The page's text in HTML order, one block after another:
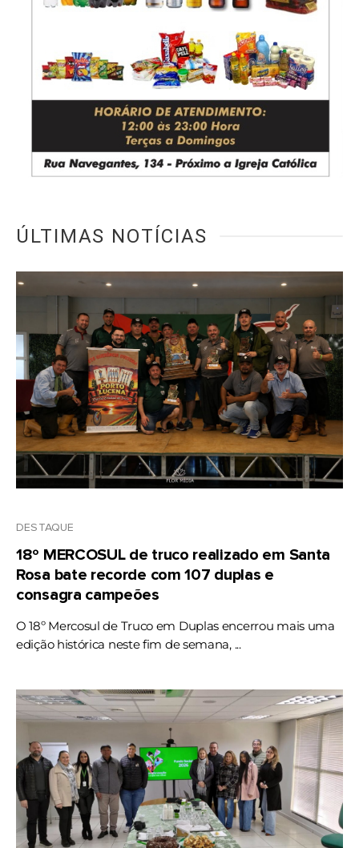
ÚLTIMAS NOTÍCIAS
DESTAQUE
18º MERCOSUL de truco realizado em Santa
Rosa bate recorde com 107 duplas e
consagra campeões
O 18º Mercosul de Truco em Duplas encerrou mais uma
edição histórica neste fim de semana, ...